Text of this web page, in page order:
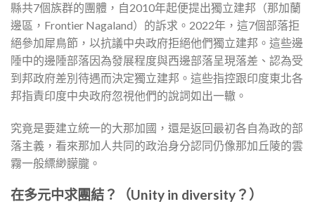
縣共7個族群的團體，自2010年起便提出獨立建邦（那加蘭
邊區，Frontier Nagaland）的訴求。2022年，這7個部落拒
絕參加犀鳥節，以抗議中央政府拒絕他們獨立建邦。這些邊
陲中的邊陲部落因為發展程度與西邊部落呈現落差、認為受
到邦政府差別待遇而決定獨立建邦。這些指控跟印度東北各
邦指責印度中央政府忽視他們的說詞如出一轍。
究竟是要建立統一的大那加國，還是返回最初各自為政的部
落主義，看來那加人共同的政治身分認同仍像那加丘陵的雲
霧一般縹緲朦朧。
在多元中求團結？（Unity in diversity ？）